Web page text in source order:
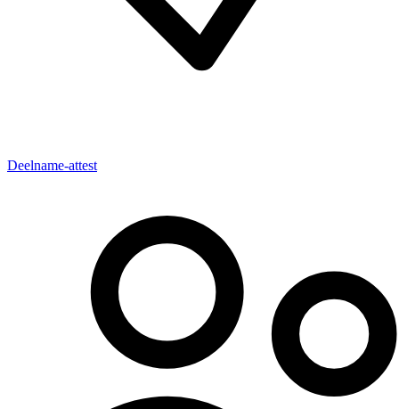
Deelname-attest